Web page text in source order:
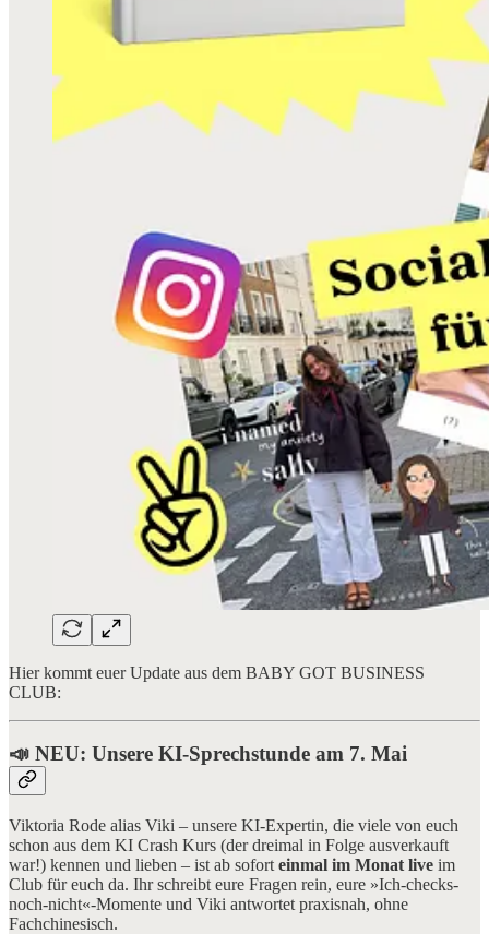
Hier kommt euer Update aus dem BABY GOT BUSINESS
CLUB:
📣 NEU: Unsere KI-Sprechstunde am 7. Mai
Viktoria Rode alias Viki – unsere KI-Expertin, die viele von euch
schon aus dem KI Crash Kurs (der dreimal in Folge ausverkauft
war!) kennen und lieben – ist ab sofort einmal im Monat live im
Club für euch da. Ihr schreibt eure Fragen rein, eure »Ich-checks-
noch-nicht«-Momente und Viki antwortet praxisnah, ohne
Fachchinesisch.